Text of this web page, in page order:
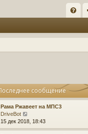
Q
сообщение
Рама Ржавеет на МПС3
DriveBot
е
р
15 дек 2018, 18:43